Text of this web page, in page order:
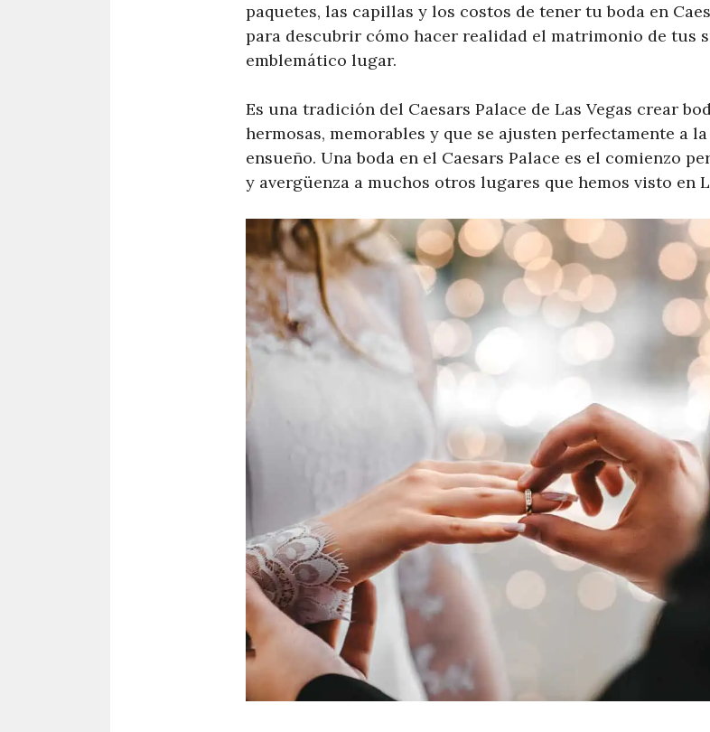
paquetes, las capillas y los costos de tener tu boda en
para descubrir cómo hacer realidad el matrimonio de tus
emblemático lugar.
Es una tradición del Caesars Palace de Las Vegas crear
hermosas, memorables y que se ajusten perfectamente a
ensueño. Una boda en el Caesars Palace es el comienzo
y avergüenza a muchos otros lugares que hemos visto en